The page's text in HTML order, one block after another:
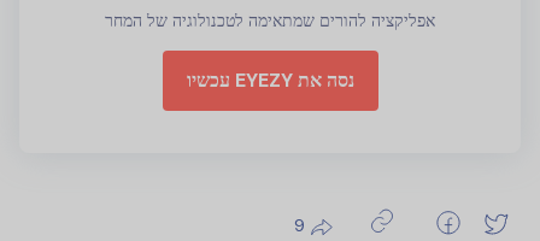
אפליקציה להורים שמתאימה לטכנולוגיה של המחר
נסה את EYEZY עכשיו